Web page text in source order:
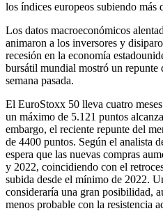
los índices europeos subiendo más
Los datos macroeconómicos
animaron a los inversores y
recesión en la economía
bursátil mundial mostró un repunte
semana pasada.
El EuroStoxx 50 lleva cuatro
un máximo de 5.121 puntos
embargo, el reciente repunte del
de 4400 puntos. Según el analista
espera que las nuevas compras
y 2022, coincidiendo con el
subida desde el mínimo de 2022.
consideraría una gran posibilidad,
menos probable con la resistencia